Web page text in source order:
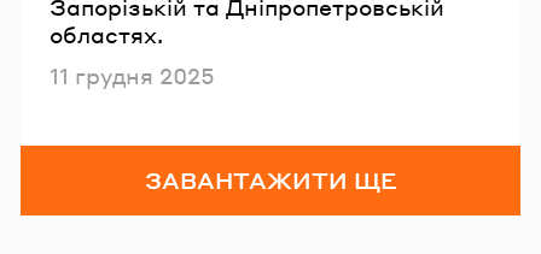
Запорізькій та Дніпропетровській
областях.
Опубліковано
11 грудня 2025
ЗАВАНТАЖИТИ ЩЕ